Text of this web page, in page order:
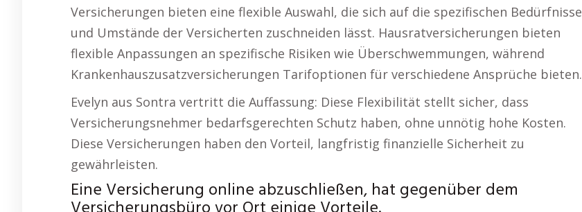
Versicherungen bieten eine flexible Auswahl, die sich auf die spezifischen Bedürfnisse
und Umstände der Versicherten zuschneiden lässt. Hausratversicherungen bieten
flexible Anpassungen an spezifische Risiken wie Überschwemmungen, während
Krankenhauszusatzversicherungen Tarifoptionen für verschiedene Ansprüche bieten.
Evelyn aus Sontra vertritt die Auffassung: Diese Flexibilität stellt sicher, dass
Versicherungsnehmer bedarfsgerechten Schutz haben, ohne unnötig hohe Kosten.
Diese Versicherungen haben den Vorteil, langfristig finanzielle Sicherheit zu
gewährleisten.
Eine Versicherung online abzuschließen, hat gegenüber dem